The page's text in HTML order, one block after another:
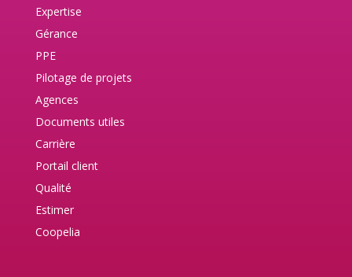
Expertise
Gérance
PPE
Pilotage de projets
Agences
Documents utiles
Carrière
Portail client
Qualité
Estimer
Coopelia